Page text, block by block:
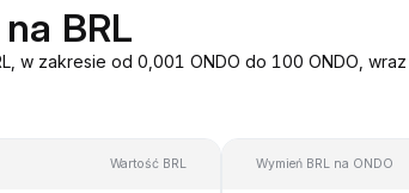
BRL
w zakresie od 0,001 ONDO do 100 ONDO,
Wartość BRL Wymień BRL na ONDO